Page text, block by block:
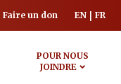
Faire un don EN FR
POUR NOUS
JOINDRE